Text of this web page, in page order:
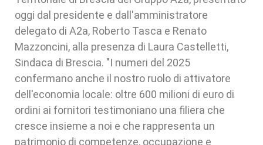
oggi dal presidente e dall'amministratore
delegato di A2a, Roberto Tasca e Renato
Mazzoncini, alla presenza di Laura Castelletti,
Sindaca di Brescia. "I numeri del 2025
confermano anche il nostro ruolo di attivatore
dell'economia locale: oltre 600 milioni di euro di
ordini ai fornitori testimoniano una filiera che
cresce insieme a noi e che rappresenta un
patrimonio di competenze, occupazione e